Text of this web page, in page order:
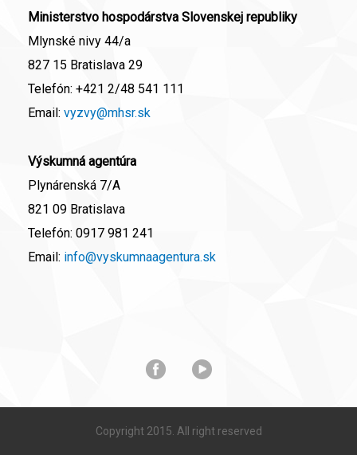
Ministerstvo hospodárstva Slovenskej republiky
Mlynské nivy 44/a
827 15 Bratislava 29
Telefón: +421 2/48 541 111
Email: vyzvy@mhsr.sk
Výskumná agentúra
Plynárenská 7/A
821 09 Bratislava
Telefón: 0917 981 241
Email: info@vyskumnaagentura.sk
Copyright 2015. All right reserved